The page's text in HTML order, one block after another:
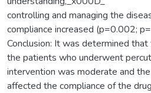
controlling and managing the
compliance increased (p=0.002;
Conclusion: It was determined
the patients who underwent
intervention was moderate and
affected the compliance of the